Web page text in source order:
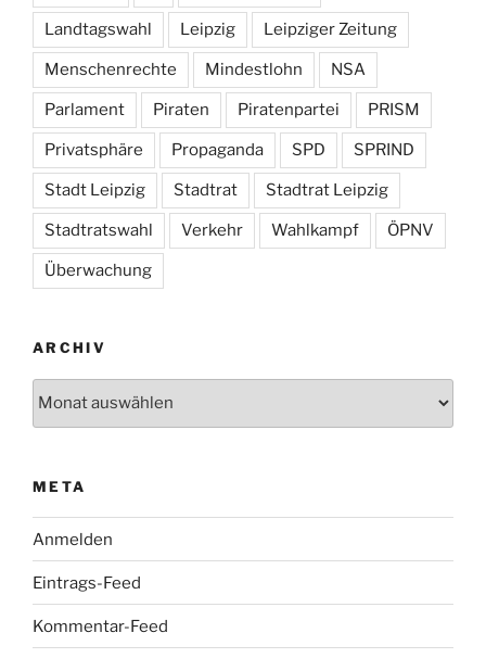
Landtagswahl Leipzig Leipziger Zeitung
Menschenrechte Mindestlohn NSA
Parlament Piraten Piratenpartei PRISM
Privatsphäre Propaganda SPD SPRIND
Stadt Leipzig Stadtrat Stadtrat Leipzig
Stadtratswahl Verkehr Wahlkampf ÖPNV
Überwachung
ARCHIV
META
Anmelden
Eintrags-Feed
Kommentar-Feed